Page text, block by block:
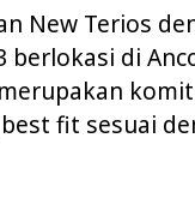
New Terios
berlokasi di
fit sesuai